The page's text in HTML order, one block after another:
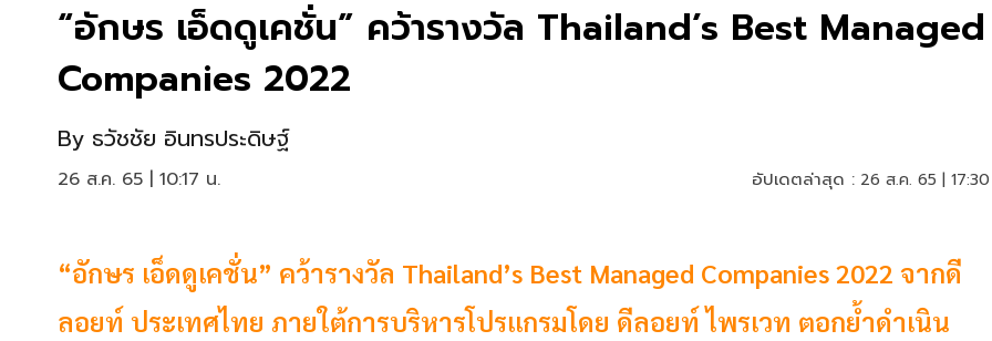
“อักษร เอ็ดดูเคชั่น” คว้ารางวัล Thailand’s Best Managed
Companies 2022
By ธวัชชัย อินทรประดิษฐ์
26 ส.ค. 65 | 10:17 น. อัปเดตล่าสุด : 26 ส.ค. 65 |
“อักษร เอ็ดดูเคชั่น” คว้ารางวัล Thailand’s Best Managed Companies 2022 จากดี
ลอยท์ ประเทศไทย ภายใต้การบริหารโปรแกรมโดย ดีลอยท์ ไพรเวท ตอกย้ำดำเนิน